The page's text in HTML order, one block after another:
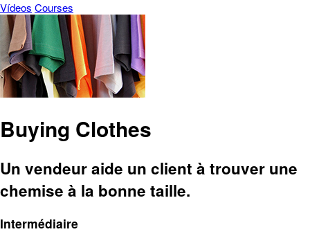
Vídeos Courses
Buying Clothes
Un vendeur aide un client à trouver une
chemise à la bonne taille.
Intermédiaire